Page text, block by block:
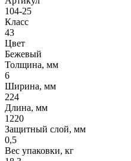
104-25
Класс
43
Цвет
Бежевый
Толщина, мм
6
Ширина, мм
224
Длина, мм
1220
Защитный слой, мм
0,5
Вес упаковки, кг